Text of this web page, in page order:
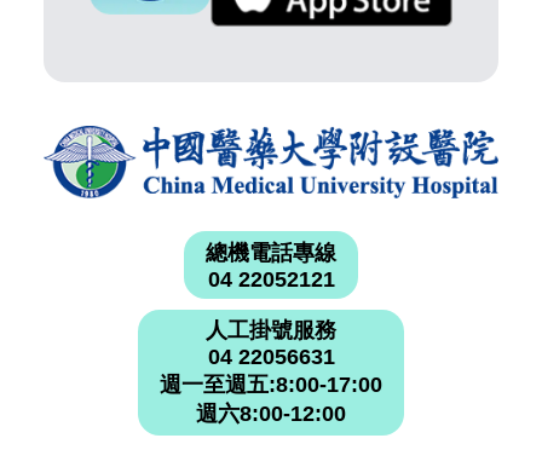
總機電話專線
04 22052121
人工掛號服務
04 22056631
週一至週五:8:00-17:00
週六8:00-12:00